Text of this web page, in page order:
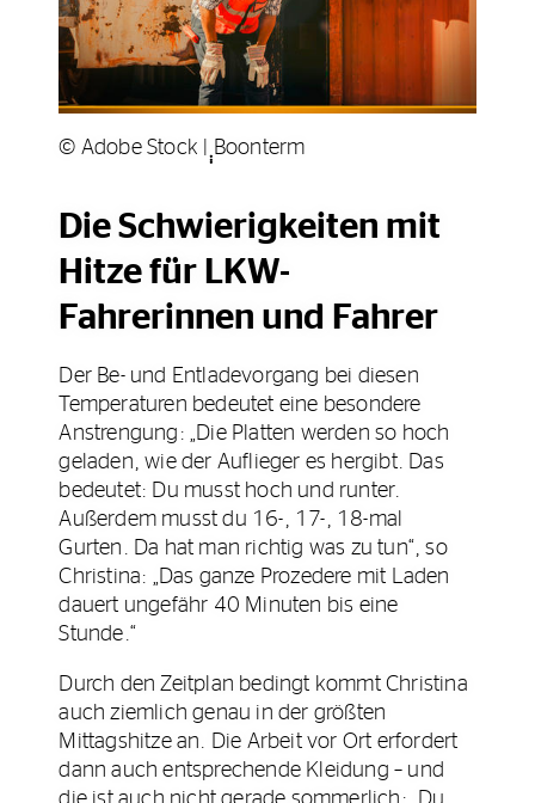
© Adobe Stock | ฺฺฺBoonterm
Die Schwierigkeiten mit
Hitze für LKW-
Fahrerinnen und Fahrer
Der Be- und Entladevorgang bei diesen
Temperaturen bedeutet eine besondere
Anstrengung: „Die Platten werden so hoch
geladen, wie der Auflieger es hergibt. Das
bedeutet: Du musst hoch und runter.
Außerdem musst du 16-, 17-, 18-mal
Gurten. Da hat man richtig was zu tun“, so
Christina: „Das ganze Prozedere mit Laden
dauert ungefähr 40 Minuten bis eine
Stunde.“
Durch den Zeitplan bedingt kommt Christina
auch ziemlich genau in der größten
Mittagshitze an. Die Arbeit vor Ort erfordert
dann auch entsprechende Kleidung – und